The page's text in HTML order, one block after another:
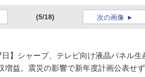
(5/18) 次の画像
日】シャープ、テレビ向け液晶パネル
増益。震災の影響で新年度計画公表せず